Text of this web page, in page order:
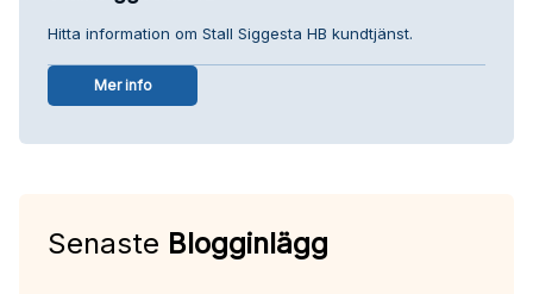
Hitta information om Stall Siggesta HB kundtjänst.
Mer info
Senaste Blogginlägg